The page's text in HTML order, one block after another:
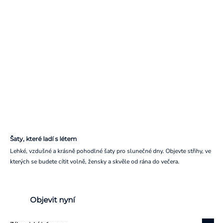
Šaty, které ladí s létem
Lehké, vzdušné a krásně pohodlné šaty pro slunečné dny. Objevte střihy, ve
kterých se budete cítit volně, žensky a skvěle od rána do večera.
Objevit nyní